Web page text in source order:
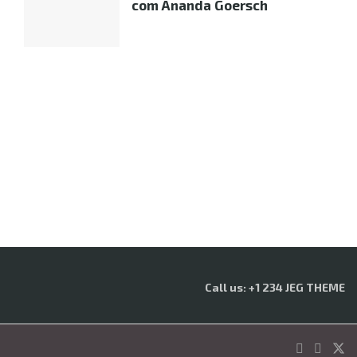
com Ananda Goersch
Call us: +1 234 JEG THEME